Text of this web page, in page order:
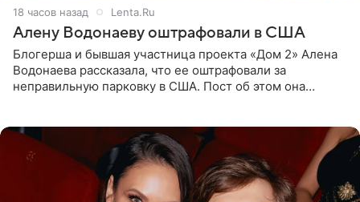
18 часов назад Lenta.Ru
Алену Водонаеву оштрафовали в США
Блогерша и бывшая участница проекта «Дом 2» Алена
Водонаева рассказала, что ее оштрафовали за
неправильную парковку в США. Пост об этом она